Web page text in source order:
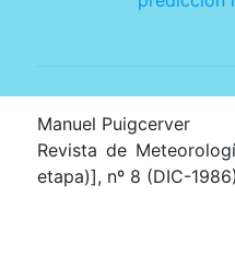
Manuel Puigcerver
Revista de
etapa)], nº 8 (DIC-